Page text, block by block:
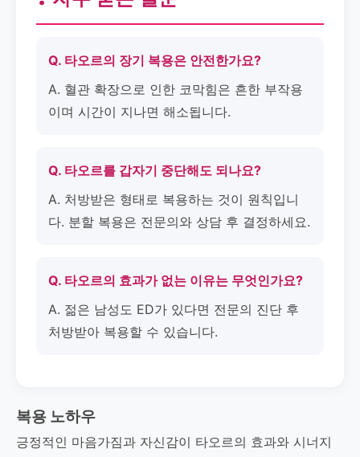
Q. 타오르의 장기 복용은 안전한가요?
A. 혈관 확장으로 인한 코막힘은 흔한 부작용
이며 시간이 지나면 해소됩니다.
Q. 타오르를 갑자기 중단해도 되나요?
A. 처방받은 형태로 복용하는 것이 원칙입니
다. 분할 복용은 전문의와 상담 후 결정하세요.
Q. 타오르의 효과가 없는 이유는 무엇인가요?
A. 젊은 남성도 ED가 있다면 전문의 진단 후
처방받아 복용할 수 있습니다.
복용 노하우
긍정적인 마음가짐과 자신감이 타오르의 효과와 시너지